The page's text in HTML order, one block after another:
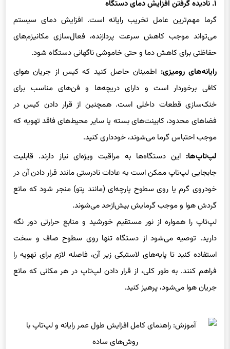
گرما مهم‌ترین عامل تخریب رایانه است. افزایش دمای سیستم
می‌تواند موجب کاهش سرعت پردازنده، فعال‌سازی مکانیزم‌های
حفاظتی برای کاهش دما و حتی خاموشی ناگهانی دستگاه شود.
رایانه‌های رومیزی:اطمینان حاصل کنید که کیس از جریان هوای
کافی برخوردار است و دارای دریچه‌ها و فن‌های مناسب برای
خنک‌سازی قطعات داخلی است. همچنین از قرار دادن کیس در
فضاهای محدود، کابینت‌های بسته یا سایر محیط‌های فاقد تهویه که
موجب احتباس گرما می‌شوند، خودداری کنید.
لپ‌تاپ‌ها:این دستگاه‌ها به مراقبت ویژه‌ای نیاز دارند. قابلیت
جابجایی لپ‌تاپ ممکن است به عادات نادرستی مانند قرار دادن آن در
خودروی گرم یا روی سطوح پارچه‌ای (مانند پتو) منجر شود که مانع
گردش هوا و موجب گرمایش بیش‌ازحد می‌شوند.
لپ‌تاپ را همواره از نور مستقیم خورشید و منابع حرارتی دور نگه
دارید. توصیه می‌شود از دستگاه تنها روی سطوح صاف و سخت
استفاده کنید تا پایه‌های لاستیکی زیر آن، فاصله لازم برای تهویه را
فراهم کنند. به طور کلی، از قرار دادن لپ‌تاپ در هر مکانی که مانع
جریان هوا می‌شود، پرهیز کنید.